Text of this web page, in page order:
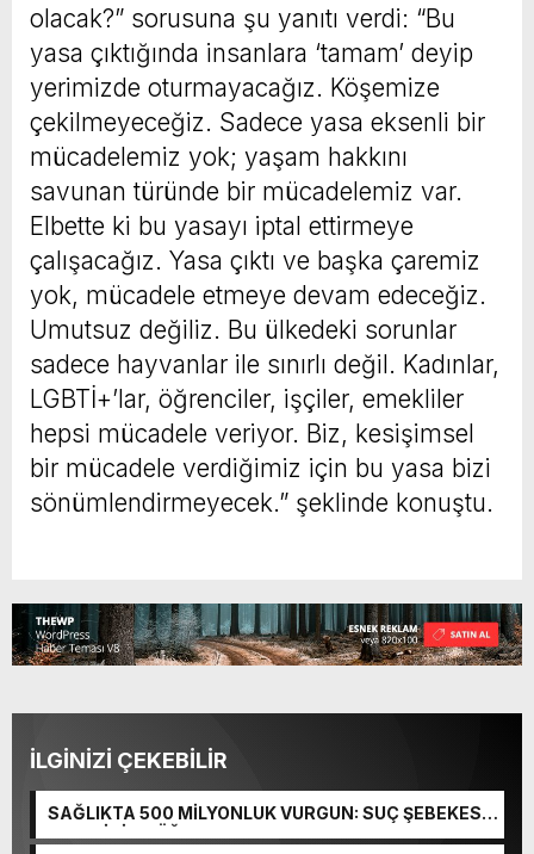
olacak?” sorusuna şu yanıtı verdi: “Bu
yasa çıktığında insanlara ‘tamam’ deyip
yerimizde oturmayacağız. Köşemize
çekilmeyeceğiz. Sadece yasa eksenli bir
mücadelemiz yok; yaşam hakkını
savunan türünde bir mücadelemiz var.
Elbette ki bu yasayı iptal ettirmeye
çalışacağız. Yasa çıktı ve başka çaremiz
yok, mücadele etmeye devam edeceğiz.
Umutsuz değiliz. Bu ülkedeki sorunlar
sadece hayvanlar ile sınırlı değil. Kadınlar,
LGBTİ+’lar, öğrenciler, işçiler, emekliler
hepsi mücadele veriyor. Biz, kesişimsel
bir mücadele verdiğimiz için bu yasa bizi
sönümlendirmeyecek.” şeklinde konuştu.
İLGİNİZİ ÇEKEBİLİR
SAĞLIKTA 500 MİLYONLUK VURGUN: SUÇ ŞEBEKESİ
KAÇIŞ İÇİN DÜĞMEYE BASTI!